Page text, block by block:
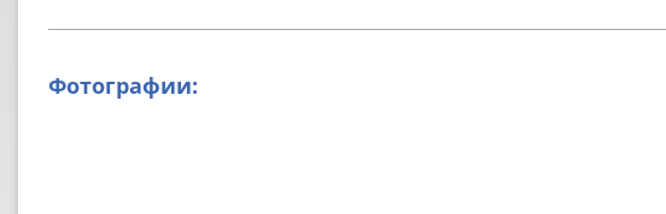
Фотографии: